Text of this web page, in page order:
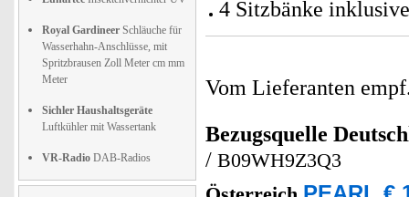
Royal Gardineer Schläuche für
Wasserhahn-Anschlüsse, mit
Spritzbrausen Zoll Meter cm mm
Meter
Sichler Haushaltsgeräte
Luftkühler mit Wassertank
VR-Radio DAB-Radios
4 Sitzbänke
Vom Lieferanten
Bezugsquelle
/ B09WH9Z3Q3